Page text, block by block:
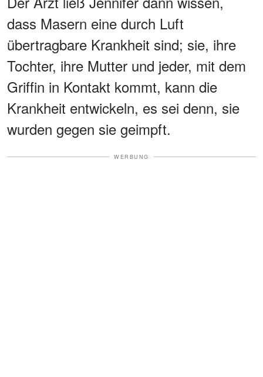
dass Masern eine durch Luft
übertragbare Krankheit sind; sie, ihre
Tochter, ihre Mutter und jeder, mit dem
Griffin in Kontakt kommt, kann die
Krankheit entwickeln, es sei denn, sie
wurden gegen sie geimpft.
WERBUNG